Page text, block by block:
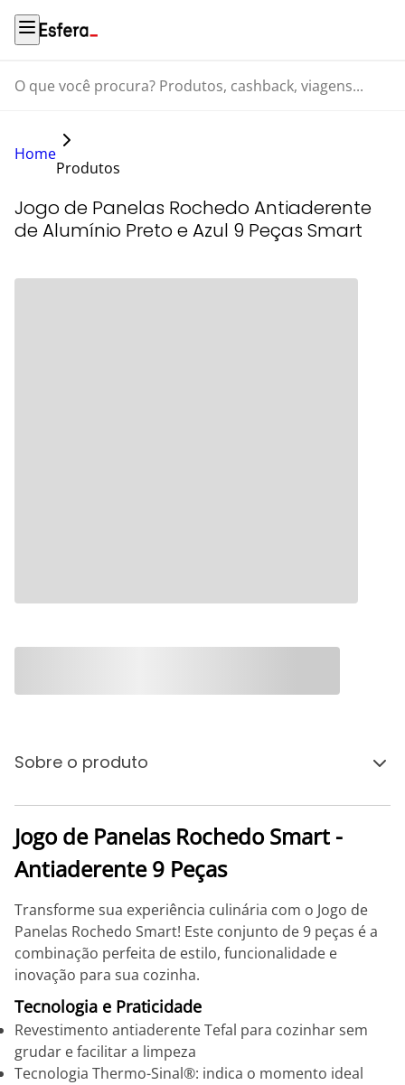
O que você procura? Produtos, cashback, viagens...
Home
Produtos
Jogo de Panelas Rochedo Antiaderente
de Alumínio Preto e Azul 9 Peças Smart
Sobre o produto
Jogo de Panelas Rochedo Smart -
Antiaderente 9 Peças
Transforme sua experiência culinária com o Jogo de
Panelas Rochedo Smart! Este conjunto de 9 peças é a
combinação perfeita de estilo, funcionalidade e
inovação para sua cozinha.
Tecnologia e Praticidade
Revestimento antiaderente Tefal para cozinhar sem
grudar e facilitar a limpeza
Tecnologia Thermo-Sinal®: indica o momento ideal